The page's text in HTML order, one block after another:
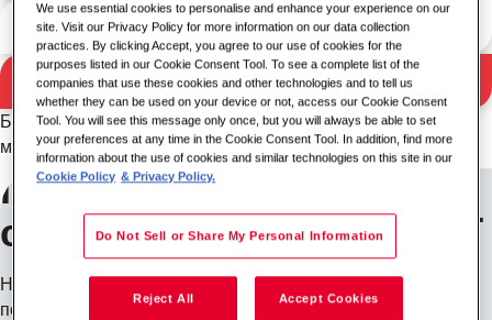
Результати пошуку
Пошук за місцем розташування
Пошук
Будь ласка, спробуйте іншу комбінацію ключових слів/
місцезнаходження або розширте критерії пошуку.
Підпишіться на
сповіщення про вакансії
Не бачите того, що шукаєте? Зареєструйтесь, і ми
повідомимо вас, коли з'являться вакансії.
We use essential cookies to personalise and enhance your experience on our
site. Visit our Privacy Policy for more information on our data collection
practices. By clicking Accept, you agree to our use of cookies for the
purposes listed in our Cookie Consent Tool. To see a complete list of the
companies that use these cookies and other technologies and to tell us
whether they can be used on your device or not, access our Cookie Consent
Tool. You will see this message only once, but you will always be able to set
your preferences at any time in the Cookie Consent Tool. In addition, find more
information about the use of cookies and similar technologies on this site in our
Cookie Policy & Privacy Policy.
Do Not Sell or Share My Personal Information
Reject All Accept Cookies